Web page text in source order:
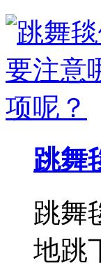
跳舞
跳舞
地跳